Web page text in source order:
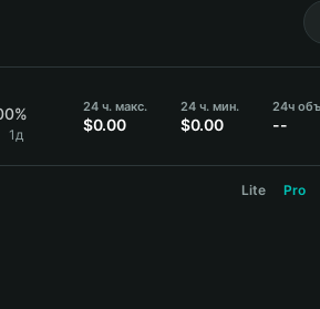
1д
24 ч. макс.
$0.00
24 ч. мин.
$0.00
24ч
--
Lite Pro